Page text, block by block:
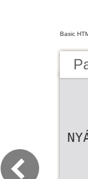
Basic